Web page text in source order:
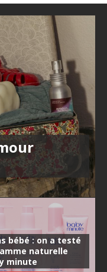
bébé : on a testé
naturelle
minute